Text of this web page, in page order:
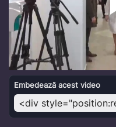
Embedează acest video